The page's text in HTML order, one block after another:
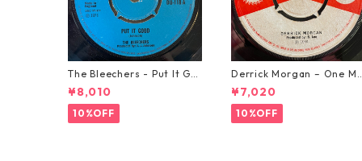
The Bleechers - Put It Go
od 【7-21637】
¥8,010
10%OFF
Derrick Morgan – One
rning In May【7-21653】
¥7,020
10%OFF